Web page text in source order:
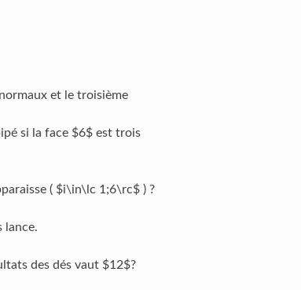
et le troisième
si la face $6$ est trois
( $i\in\lc 1;6\rc$ ) ?
lance.
des dés vaut $12$?